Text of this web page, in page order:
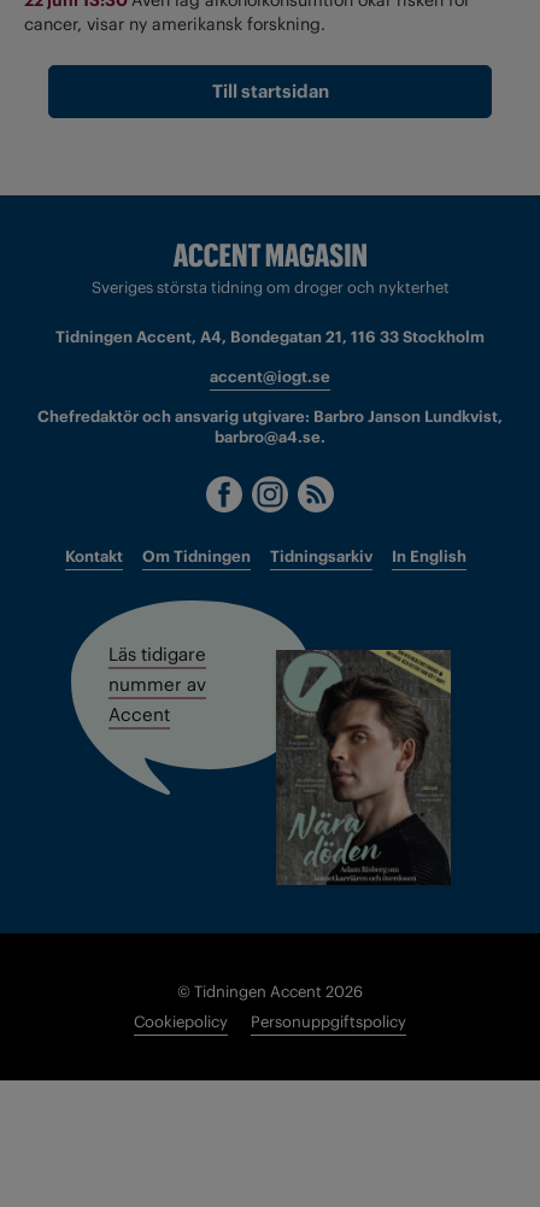
cancer, visar ny amerikansk forskning.
Till startsidan
Sveriges största tidning om droger och nykterhet
Tidningen Accent, A4, Bondegatan 21, 116 33 Stockholm
accent@iogt.se
Chefredaktör och ansvarig utgivare: Barbro Janson Lundkvist,
barbro@a4.se.
Kontakt Om Tidningen Tidningsarkiv In English
Läs tidigare
nummer av
Accent
© Tidningen Accent 2026
Cookiepolicy
Personuppgiftspolicy